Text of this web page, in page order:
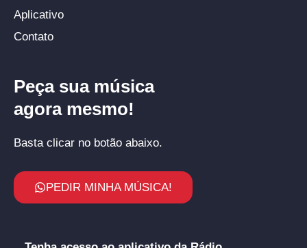
Aplicativo
Contato
Peça sua música
agora mesmo!
Basta clicar no botão abaixo.
PEDIR MINHA MÚSICA!